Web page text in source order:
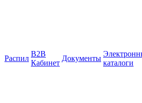
Распил
B2B
Кабинет
Документы
каталоги